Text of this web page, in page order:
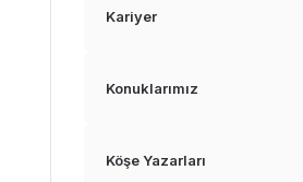
Kariyer
Konuklarımız
Köşe Yazarları